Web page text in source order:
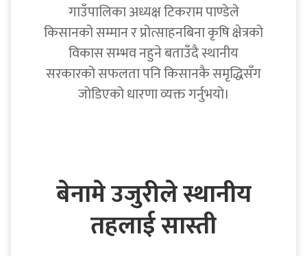
गाउँपालिका अध्यक्ष टिकराम पाण्डेले
किसानको सम्मान र प्रोत्साहनबिना कृषि क्षेत्रको
विकास सम्भव नहुने बताउँदै स्थानीय
सरकारको सफलता पनि किसानकै समृद्धिसँग
जोडिएको धारणा व्यक्त गर्नुभयो।
बेनामे उजुरीले स्थानीय
तहलाई सास्ती